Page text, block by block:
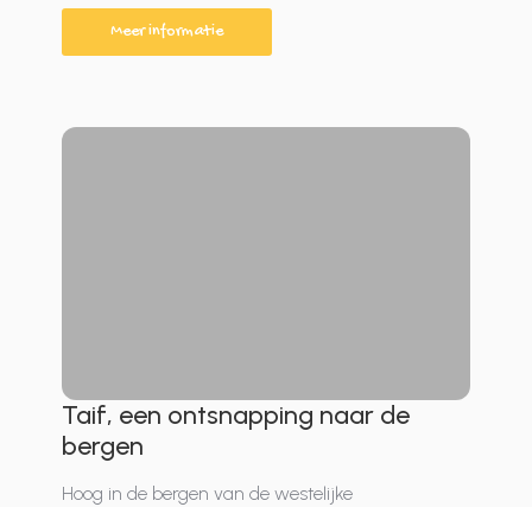
Meer informatie
Taif, een ontsnapping naar de
bergen
Hoog in de bergen van de westelijke